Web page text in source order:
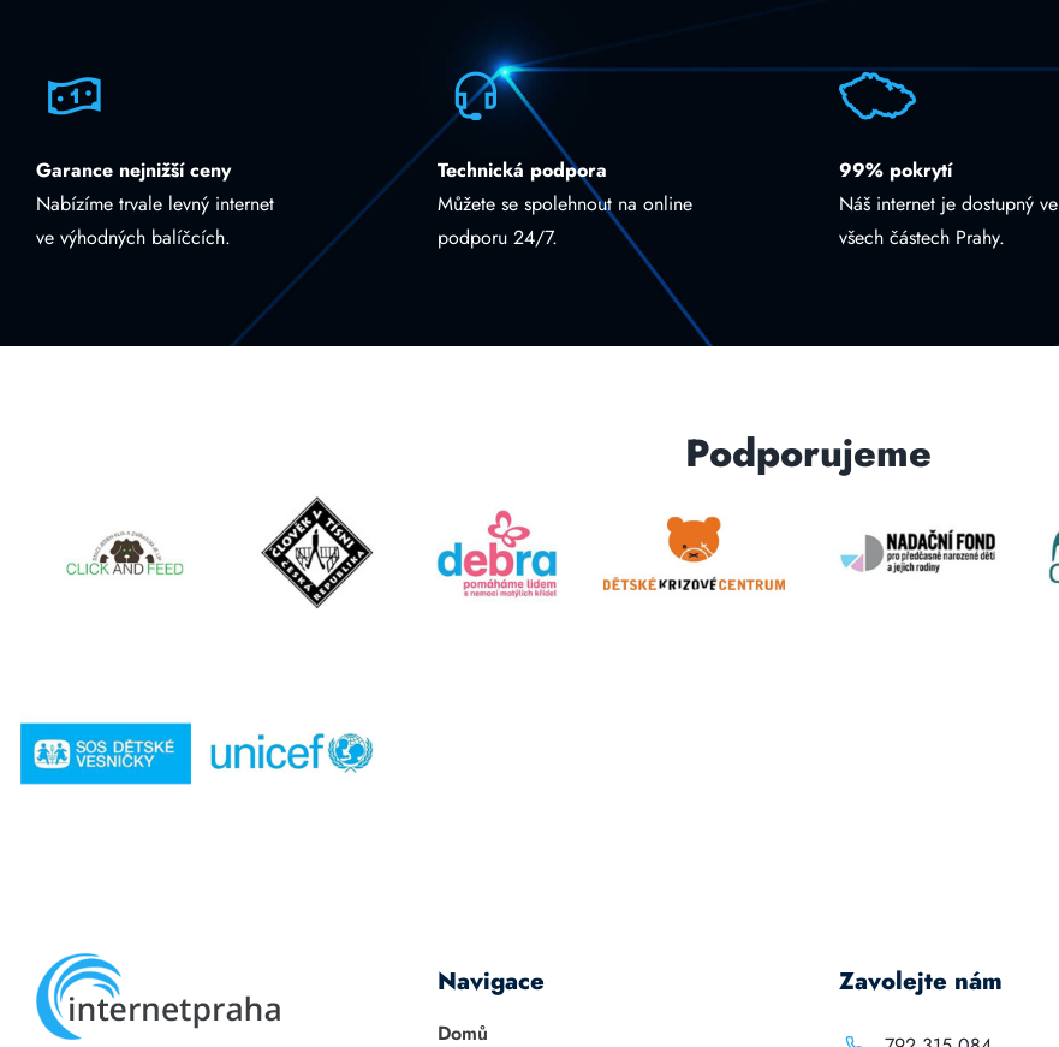
Garance nejnižší ceny
Nabízíme trvale levný internet
ve výhodných balíčcích.
Technická podpora
Můžete se spolehnout na online
podporu 24/7.
99% pokrytí
Náš internet je dostupný ve
všech částech Prahy.
Podporujeme
Navigace
Domů
Zavolejte nám